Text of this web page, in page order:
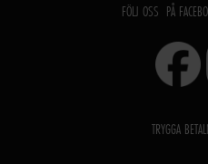
FÖLJ OSS PÅ
TRYGGA